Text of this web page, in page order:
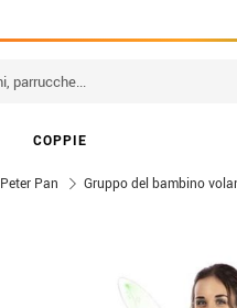
COPPIE
Peter Pan Gruppo del bambino